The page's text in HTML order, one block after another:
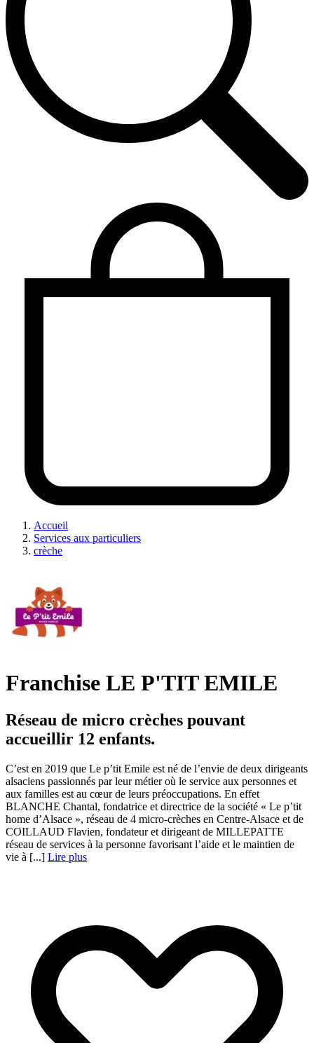
Accueil
Services aux particuliers
crèche
Franchise LE P'TIT EMILE
Réseau de micro crèches pouvant
accueillir 12 enfants.
C’est en 2019 que Le p’tit Emile est né de l’envie de deux dirigeants
alsaciens passionnés par leur métier où le service aux personnes et
aux familles est au cœur de leurs préoccupations. En effet
BLANCHE Chantal, fondatrice et directrice de la société « Le p’tit
home d’Alsace », réseau de 4 micro-crèches en Centre-Alsace et de
COILLAUD Flavien, fondateur et dirigeant de MILLEPATTE
réseau de services à la personne favorisant l’aide et le maintien de
vie à [...] Lire plus